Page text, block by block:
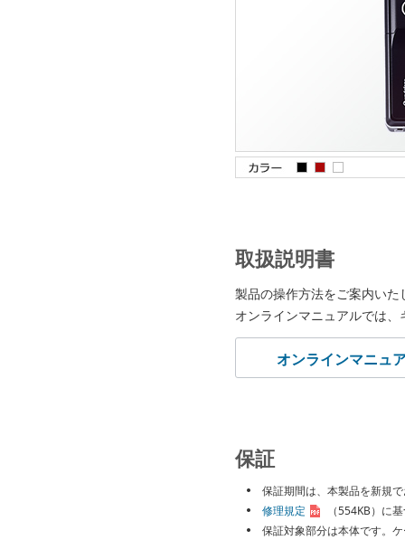
取扱説明書
製品の操作方法をご案内い
オンラインマニュアルでは
オンラインマニュ
保証
保証期間は、本製品を新規
修理規定
（554KB） に
保証対象部分は本体です。